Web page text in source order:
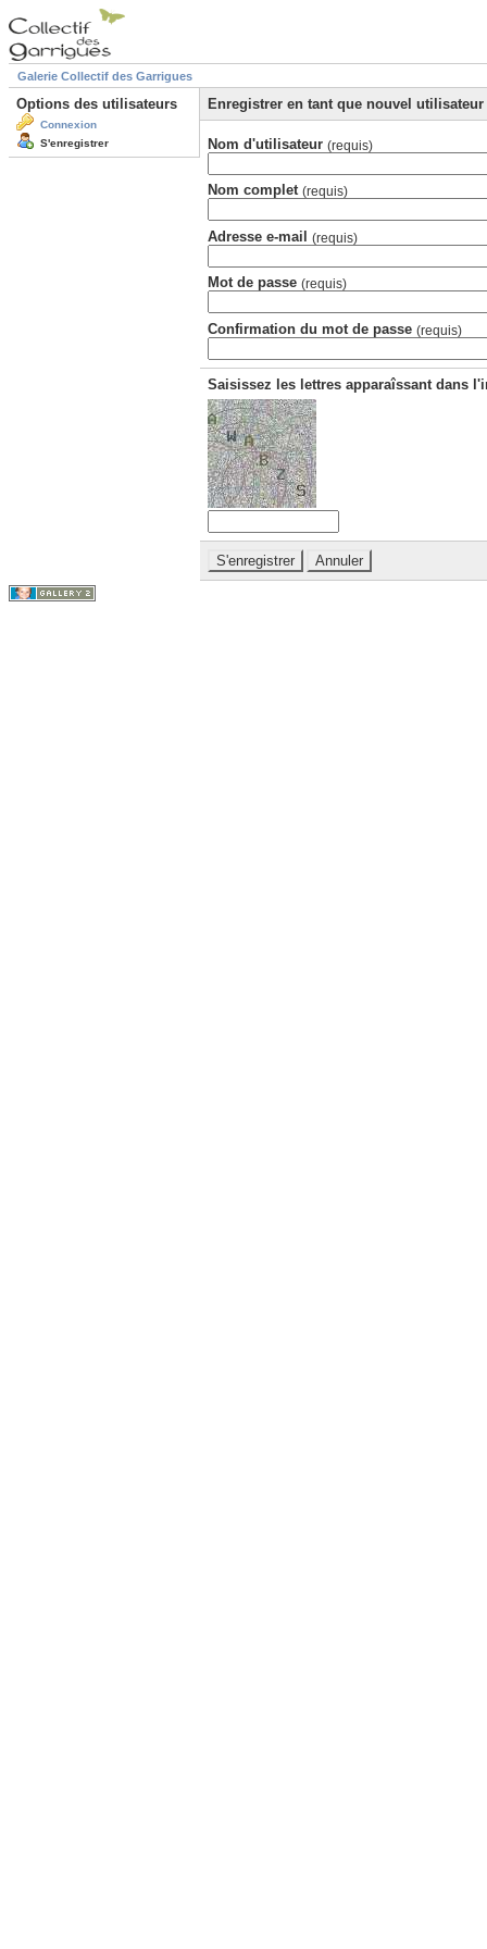
Galerie Collectif des Garrigues
Options des utilisateurs
Connexion
S'enregistrer
Enregistrer en tant que nouvel utilisateur
Nom d'utilisateur (requis)
Nom complet (requis)
Adresse e-mail (requis)
Mot de passe (requis)
Confirmation du mot de passe (requis)
Saisissez les lettres apparaîssant dans